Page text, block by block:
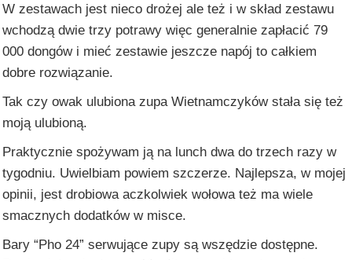
W zestawach jest nieco drożej ale też i w skład zestawu
wchodzą dwie trzy potrawy więc generalnie zapłacić 79
000 dongów i mieć zestawie jeszcze napój to całkiem
dobre rozwiązanie.
Tak czy owak ulubiona zupa Wietnamczyków stała się też
moją ulubioną.
Praktycznie spożywam ją na lunch dwa do trzech razy w
tygodniu. Uwielbiam powiem szczerze. Najlepsza, w mojej
opinii, jest drobiowa aczkolwiek wołowa też ma wiele
smacznych dodatków w misce.
Bary “Pho 24” serwujące zupy są wszędzie dostępne.